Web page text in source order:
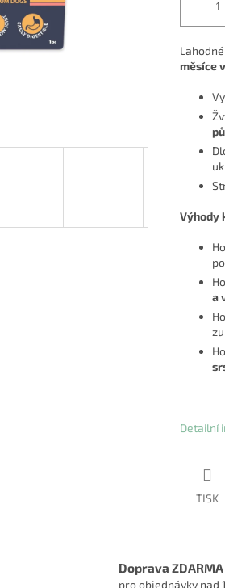
měsíce
Výhody
a
Detailní
TISK
Doprava ZDARMA
pro objednávky nad